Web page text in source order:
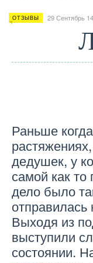
ОТЗЫВЫ 29 Сентябрь
Раньше
дедушек, у
самой как то
дело было
Выходя из
выступили
состоянии.